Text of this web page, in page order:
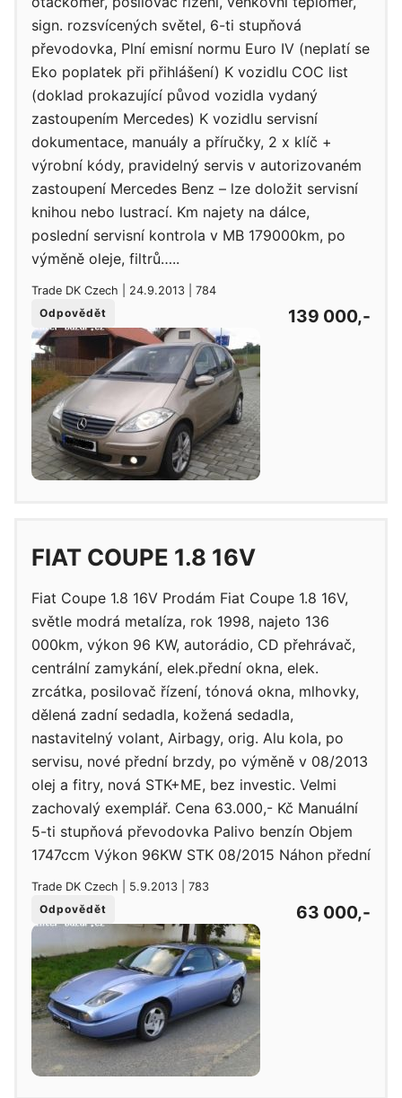
sign. rozsvícených světel, 6-ti stupňová
převodovka, Plní emisní normu Euro IV (neplatí se
Eko poplatek při přihlášení) K vozidlu COC list
(doklad prokazující původ vozidla vydaný
zastoupením Mercedes) K vozidlu servisní
dokumentace, manuály a příručky, 2 x klíč +
výrobní kódy, pravidelný servis v autorizovaném
zastoupení Mercedes Benz – lze doložit servisní
knihou nebo lustrací. Km najety na dálce,
poslední servisní kontrola v MB 179000km, po
výměně oleje, filtrů…..
Trade DK Czech | 24.9.2013 | 784
Odpovědět
139 000,-
FIAT COUPE 1.8 16V
Fiat Coupe 1.8 16V Prodám Fiat Coupe 1.8 16V,
světle modrá metalíza, rok 1998, najeto 136
000km, výkon 96 KW, autorádio, CD přehrávač,
centrální zamykání, elek.přední okna, elek.
zrcátka, posilovač řízení, tónová okna, mlhovky,
dělená zadní sedadla, kožená sedadla,
nastavitelný volant, Airbagy, orig. Alu kola, po
servisu, nové přední brzdy, po výměně v 08/2013
olej a fitry, nová STK+ME, bez investic. Velmi
zachovalý exemplář. Cena 63.000,- Kč Manuální
5-ti stupňová převodovka Palivo benzín Objem
1747ccm Výkon 96KW STK 08/2015 Náhon přední
Trade DK Czech | 5.9.2013 | 783
Odpovědět
63 000,-